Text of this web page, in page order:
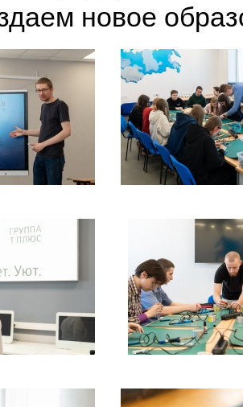
новое